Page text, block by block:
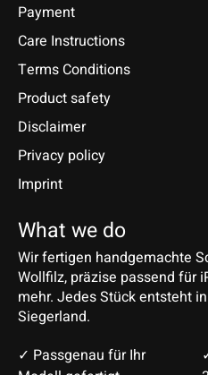
Payment
Care Instructions
Terms Conditions
Product safety
Disclaimer
Privacy policy
Imprint
What we do
Wir fertigen handgemachte
Wollfilz, präzise passend für
mehr. Jedes Stück entsteht
Siegerland.
✓ Passgenau für Ihr